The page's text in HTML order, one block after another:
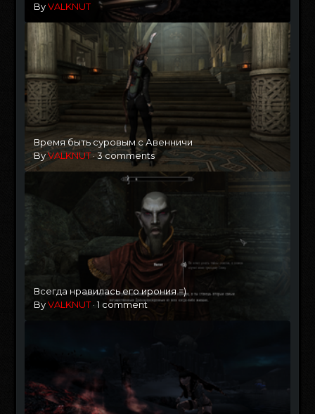
ByVALKNUT
Время быть суровым с Авенничи
ByVALKNUT·3 comments
Всегда нравилась его ирония =)
ByVALKNUT·1 comment